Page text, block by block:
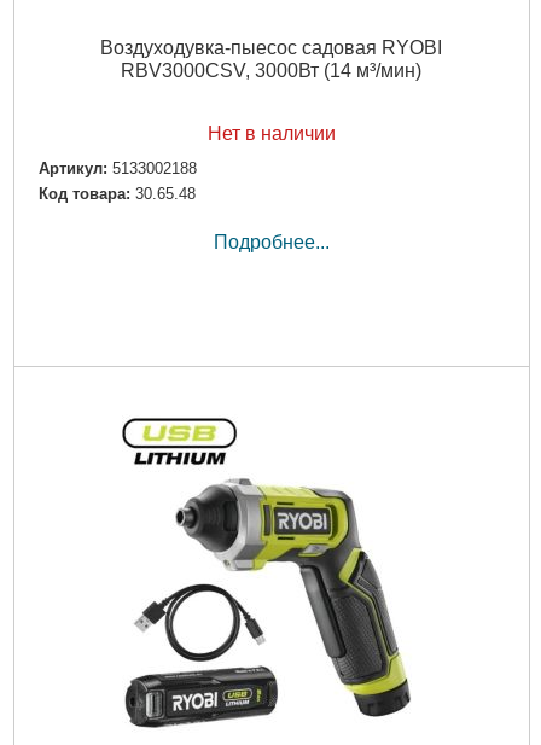
Воздуходувка-пыесос садовая RYOBI
RBV3000CSV, 3000Вт (14 м³/мин)
Нет в наличии
Артикул: 5133002188
Код товара: 30.65.48
Подробнее...